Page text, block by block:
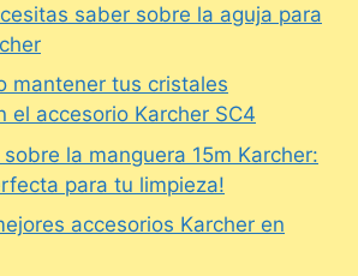
saber sobre la aguja para
mantener tus cristales
el accesorio Karcher SC4
la manguera 15m Karcher:
para tu limpieza!
accesorios Karcher en